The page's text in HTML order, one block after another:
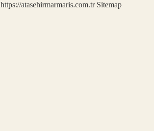
https://atasehirmarmaris.com.tr Sitemap